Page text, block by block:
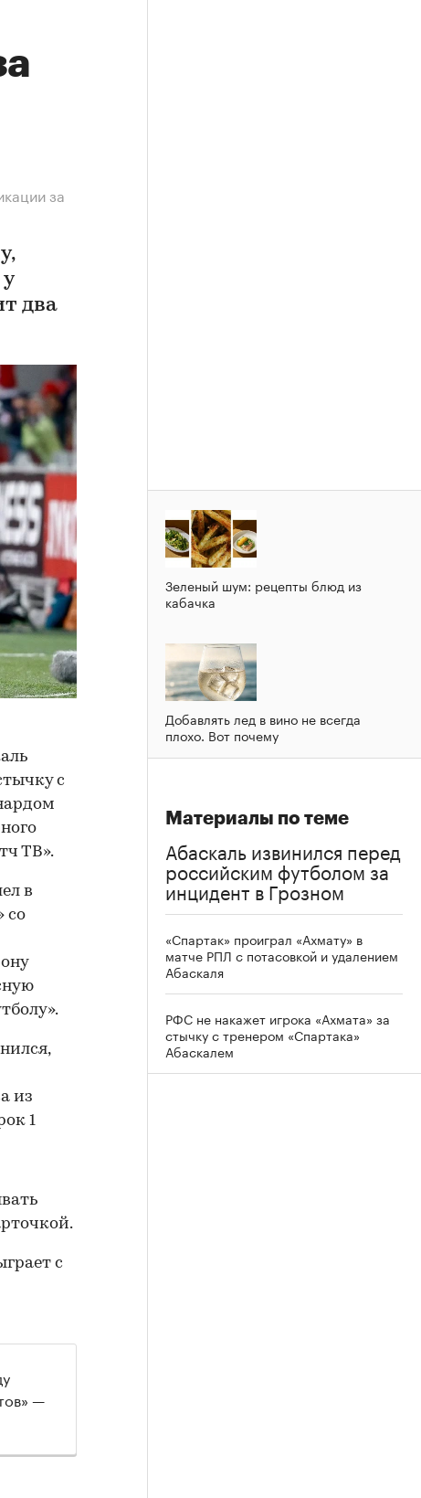
за
два
с
ТВ».
в
со
из
1
с
—
Зеленый шум: рецепты блюд из
кабачка
Добавлять лед в вино не всегда
плохо. Вот почему
Материалы по теме
Абаскаль извинился перед
российским футболом за
инцидент в Грозном
«Спартак» проиграл «Ахмату» в
матче РПЛ с потасовкой и удалением
Абаскаля
РФС не накажет игрока «Ахмата» за
стычку с тренером «Спартака»
Абаскалем